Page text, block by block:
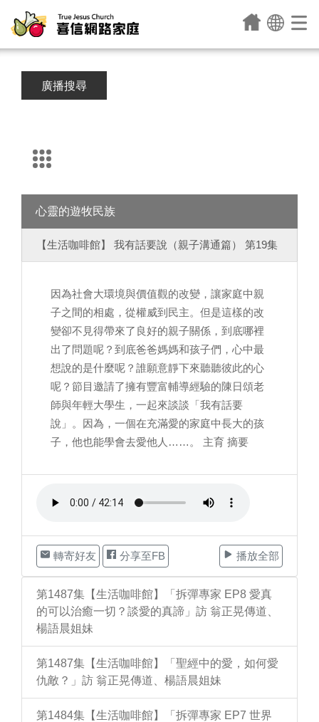
廣播搜尋
心靈的遊牧民族
【生活咖啡館】 我有話要說（親子溝通篇） 第19集
因為社會大環境與價值觀的改變，讓家庭中親
子之間的相處，從權威到民主。但是這樣的改
變卻不見得帶來了良好的親子關係，到底哪裡
出了問題呢？到底爸爸媽媽和孩子們，心中最
想說的是什麼呢？誰願意靜下來聽聽彼此的心
呢？節目邀請了擁有豐富輔導經驗的陳日頌老
師與年輕大學生，一起來談談「我有話要
說」。因為，一個在充滿愛的家庭中長大的孩
子，他也能學會去愛他人……。 主育 摘要
轉寄好友 分享至FB 播放全部
第1487集【生活咖啡館】「拆彈專家 EP8 愛真
的可以治癒一切？談愛的真諦」訪 翁正晃傳道、
楊語晨姐妹
第1487集【生活咖啡館】「聖經中的愛，如何愛
仇敵？」訪 翁正晃傳道、楊語晨姐妹
第1484集【生活咖啡館】「拆彈專家 EP7 世界